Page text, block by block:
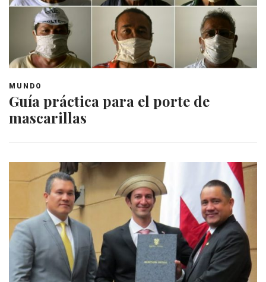
MUNDO
Guía práctica para el porte de
mascarillas